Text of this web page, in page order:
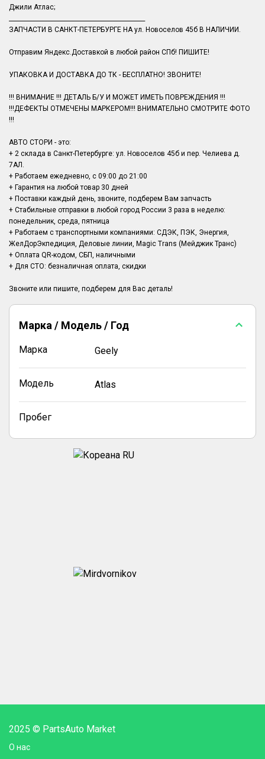
Джили Атлас;
ЗАПЧАСТИ В САНКТ-ПЕТЕРБУРГЕ НА ул. Новоселов 45б В НАЛИЧИИ.
Отправим Яндекс.Доставкой в любой район СПб! ПИШИТЕ!
УПАКОВКА И ДОСТАВКА ДО ТК - БЕСПЛАТНО! ЗВОНИТЕ!
!!! ВНИМАНИЕ !!! ДЕТАЛЬ Б/У И МОЖЕТ ИМЕТЬ ПОВРЕЖДЕНИЯ !!!
!!!ДЕФЕКТЫ ОТМЕЧЕНЫ МАРКЕРОМ!!! ВНИМАТЕЛЬНО СМОТРИТЕ ФОТО
!!!
АВТО СТОРИ - это:
+ 2 склада в Санкт-Петербурге: ул. Новоселов 45б и пер. Челиева д.
7АЛ.
+ Работаем ежедневно, с 09:00 до 21:00
+ Гарантия на любой товар 30 дней
+ Поставки каждый день, звоните, подберем Вам запчасть
+ Стабильные отправки в любой город России 3 раза в неделю:
понедельник, среда, пятница
+ Работаем с транспортными компаниями: СДЭК, ПЭК, Энергия,
ЖелДорЭкпедиция, Деловые линии, Magic Trans (Мейджик Транс)
+ Оплата QR-кодом, СБП, наличными
+ Для СТО: безналичная оплата, скидки
Марка / Модель / Год
Марка Geely
Модель Atlas
Пробег
2025 © PartsAuto Market
О нас